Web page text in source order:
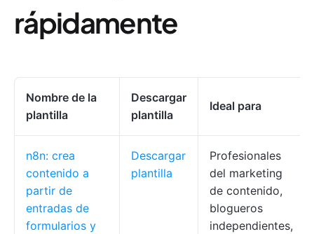
rápidamente
Nombre de la
plantilla
Descargar
plantilla
Ideal para
n8n: crea
contenido a
partir de
entradas de
formularios y
Descargar
plantilla
Profesionales
del marketing
de contenido,
blogueros
independientes,